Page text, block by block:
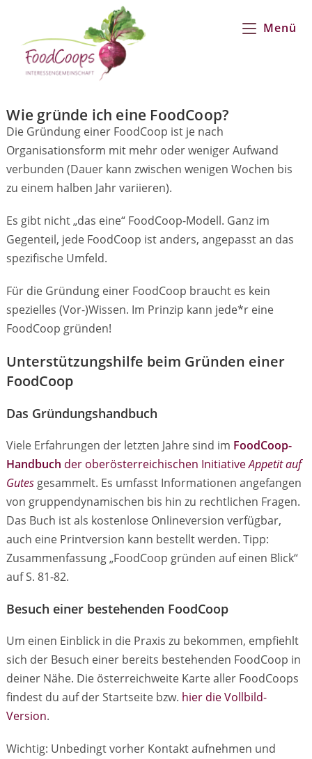
Menü
Wie gründe ich eine FoodCoop?
Die Gründung einer FoodCoop ist je nach
Organisationsform mit mehr oder weniger Aufwand
verbunden (Dauer kann zwischen wenigen Wochen bis
zu einem halben Jahr variieren).
Es gibt nicht „das eine“ FoodCoop-Modell. Ganz im
Gegenteil, jede FoodCoop ist anders, angepasst an das
spezifische Umfeld.
Für die Gründung einer FoodCoop braucht es kein
spezielles (Vor-)Wissen. Im Prinzip kann jede*r eine
FoodCoop gründen!
Unterstützungshilfe beim Gründen einer
FoodCoop
Das Gründungshandbuch
Viele Erfahrungen der letzten Jahre sind im FoodCoop-
Handbuch der oberösterreichischen InitiativeAppetit auf
Gutes gesammelt. Es umfasst Informationen angefangen
von gruppendynamischen bis hin zu rechtlichen Fragen.
Das Buch ist als kostenlose Onlineversion verfügbar,
auch eine Printversion kann bestellt werden. Tipp:
Zusammenfassung „FoodCoop gründen auf einen Blick“
auf S. 81-82.
Besuch einer bestehenden FoodCoop
Um einen Einblick in die Praxis zu bekommen, empfiehlt
sich der Besuch einer bereits bestehenden FoodCoop in
deiner Nähe. Die österreichweite Karte aller FoodCoops
findest du auf der Startseite bzw. hier die Vollbild-
Version.
Wichtig: Unbedingt vorher Kontakt aufnehmen und